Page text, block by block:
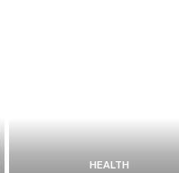
HEALTH